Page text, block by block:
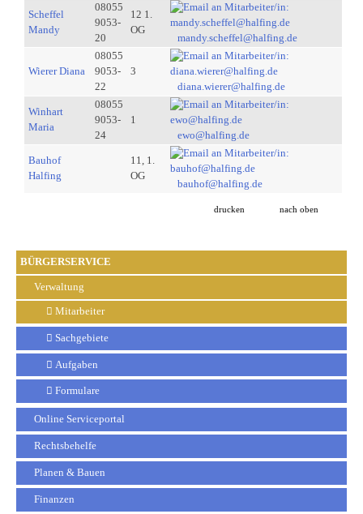
BÜRGERSERVICE
Verwaltung
Mitarbeiter
Sachgebiete
Aufgaben
Formulare
Online Serviceportal
Rechtsbehelfe
Planen & Bauen
Finanzen
Scheffel
Mandy
08055
9053-
20
12 1.
OG
mandy.scheffel@halfing.de
Wierer Diana
08055
9053-
22
3
diana.wierer@halfing.de
Winhart
Maria
08055
9053-
24
1
ewo@halfing.de
Bauhof
Halfing
11, 1.
OG
bauhof@halfing.de
drucken nach oben